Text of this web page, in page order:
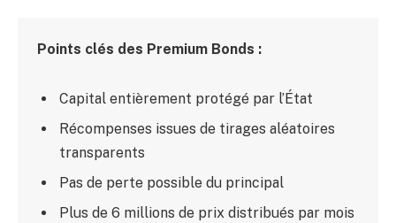
Points clés des Premium Bonds :
Capital entièrement protégé par l’État
Récompenses issues de tirages aléatoires
transparents
Pas de perte possible du principal
Plus de 6 millions de prix distribués par mois